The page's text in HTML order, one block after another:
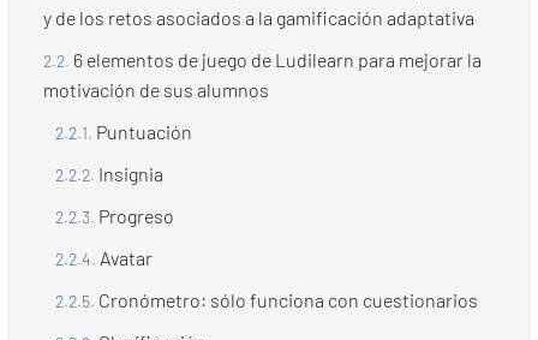
y de los retos asociados a la gamificación adaptativa
6 elementos de juego de Ludilearn para mejorar la
motivación de sus alumnos
Puntuación
Insignia
Progreso
Avatar
Cronómetro: sólo funciona con cuestionarios